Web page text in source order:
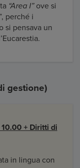
“Area I” ove si
”, perché i
si pensava un
gestione)
+ Diritti di
in lingua con